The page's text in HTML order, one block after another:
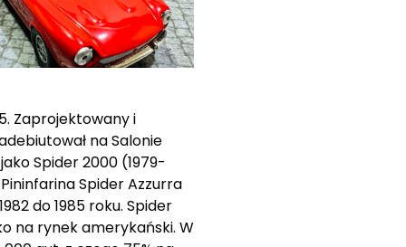
Zaprojektowany i
na Salonie
Spider 2000 (1979-
Spider Azzurra
do 1985 roku. Spider
na rynek amerykański. W